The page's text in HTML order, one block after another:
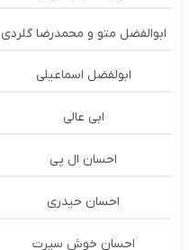
ابوالفضل متو و محمدرضا گلردی
ابولفضل اسماعیلی
ابی عالی
احسان ال پی
احسان حیدری
احسان خوش سیرت